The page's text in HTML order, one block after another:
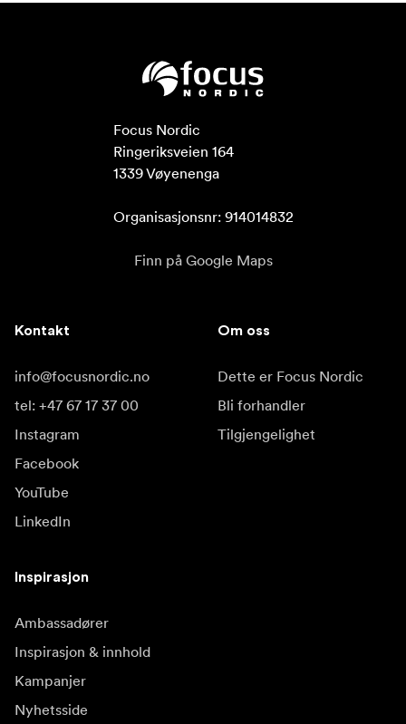
Focus Nordic
Ringeriksveien 164
1339 Vøyenenga
Organisasjonsnr: 914014832
Finn på Google Maps
Kontakt
info@focusnordic.no
tel: +47 67 17 37 00
Instagram
Facebook
YouTube
LinkedIn
Om oss
Dette er Focus Nordic
Bli forhandler
Tilgjengelighet
Inspirasjon
Ambassadører
Inspirasjon & innhold
Kampanjer
Nyhetsside